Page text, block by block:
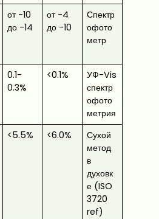
от -10
до -14
от -4
до -10
Спектр
офото
метр
0.1-
0.3%
<0.1%
УФ-Vis
спектр
офото
метрия
<5.5% <6.0%
Сухой
метод
в
духовк
е (ISO
3720
ref)